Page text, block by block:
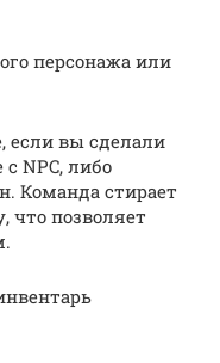
персонажа или
если вы сделали
NPC, либо
Команда стирает
что позволяет